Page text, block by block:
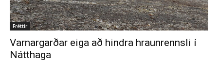
Fréttir
Varnargarðar eiga að hindra hraunrennsli í
Nátthaga